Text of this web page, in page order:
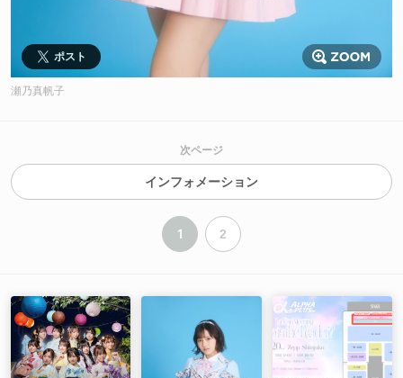
ポスト
瀬乃真帆子
次ページ
インフォメーション
1 2